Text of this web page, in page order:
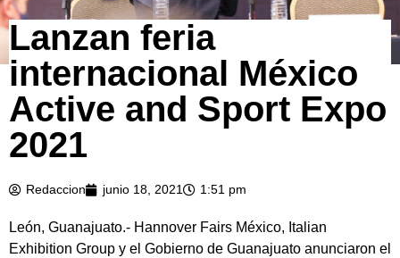
Lanzan feria
internacional México
Active and Sport Expo
2021
Redaccion junio 18, 2021 1:51 pm
León, Guanajuato.- Hannover Fairs México, Italian
Exhibition Group y el Gobierno de Guanajuato anunciaron el